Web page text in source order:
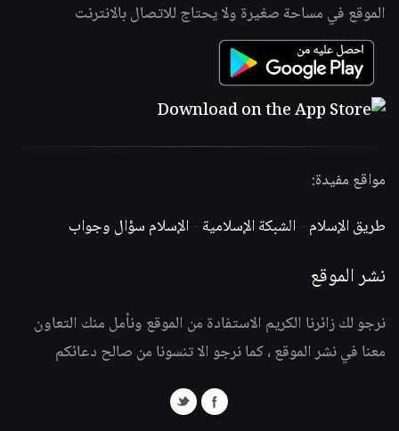
الموقع في مساحة صغيرة ولا يحتاج للاتصال بالانترنت
مواقع مفيدة:
طريق الإسلام -الشبكة الإسلامية -الإسلام سؤال وجواب
نشر الموقع
نرجو لك زائرنا الكريم الاستفادة من الموقع ونأمل منك التعاون
معنا في نشر الموقع ، كما نرجو الا تنسونا من صالح دعائكم